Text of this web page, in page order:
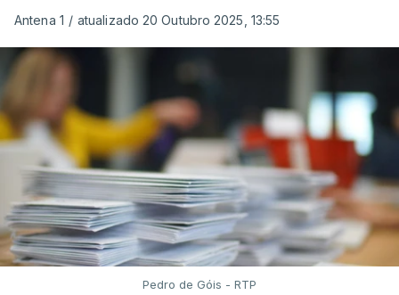
Antena 1 / atualizado 20 Outubro 2025, 13:55
Pedro de Góis - RTP